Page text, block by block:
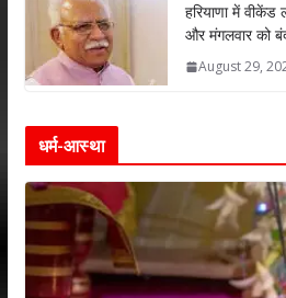
हरियाणा में
और मंगलवार को
August 29,
धर्म-आस्था